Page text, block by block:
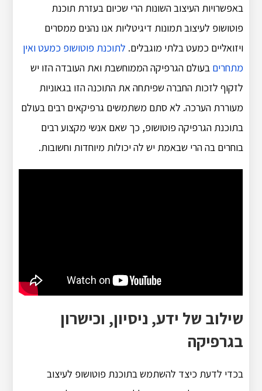
באפשרויות העיצוב השונות הרי שכיום בעזרת תוכנת
פוטושופ לעיצוב תמונות דיגיטליות אנו נהנים ממסרים
ויזואליים כמעט בלתי מוגבלים. לתוכנת פוטושופ כמעט ואין
מתחרים בעולם הגרפיקה הממוחשבת ואת העובדה הזו יש
לזקוף לזכות החברה שפיתחה את התוכנה הזו בגאוניות
מעוררת הערכה. לא סתם משתמשים גרפיקאים רבים בעולם
בתוכנת הגרפיקה פוטושופ, כך שאם אנשי מקצוע רבים
בוחרים בה הרי שבאמת יש לה יכולות מיוחדות וחשובות.
שילוב של ידע, ניסיון, וכישרון
בגרפיקה
בכדי לדעת כיצד להשתמש בתוכנת פוטושופ לעיצוב